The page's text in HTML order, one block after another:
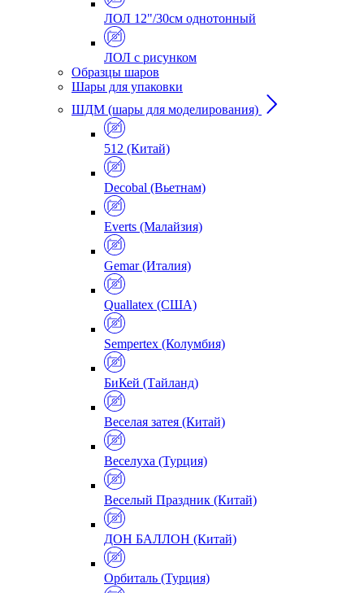
ЛОЛ 12"/30см однотонный
ЛОЛ с рисунком
Образцы шаров
Шары для упаковки
ШДМ (шары для моделирования)
512 (Китай)
Decobal (Вьетнам)
Everts (Малайзия)
Gemar (Италия)
Quallatex (США)
Sempertex (Колумбия)
БиКей (Тайланд)
Веселая затея (Китай)
Веселуха (Турция)
Веселый Праздник (Китай)
ДОН БАЛЛОН (Китай)
Орбиталь (Турция)